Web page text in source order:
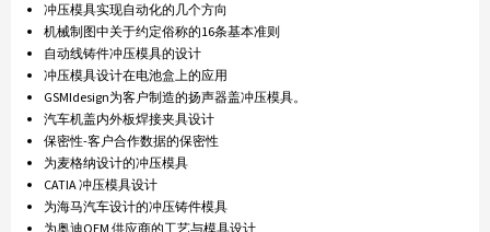
冲压模具实现自动化的几个方向
机械制图中关于约定俗称的16条基本准则
自动线铸件冲压模具的设计
冲压模具设计在电池盒上的应用
GSMIdesign为客户制造的扬声器盖冲压模具。
汽车机盖内外板焊接夹具设计
保密性-客户合作数据的保密性
为麦格纳设计的冲压模具
CATIA 冲压模具设计
为海马汽车设计的冲压铸件模具
为奥迪OEM 供应商的工艺与模具设计